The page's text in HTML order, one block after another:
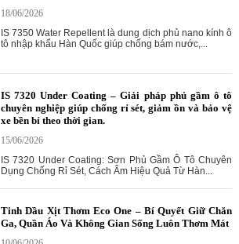
18/06/2026
IS 7350 Water Repellent là dung dịch phủ nano kính ô
tô nhập khẩu Hàn Quốc giúp chống bám nước,...
IS 7320 Under Coating – Giải pháp phủ gầm ô tô
chuyên nghiệp giúp chống rỉ sét, giảm ồn và bảo vệ
xe bền bỉ theo thời gian.
15/06/2026
IS 7320 Under Coating: Sơn Phủ Gầm Ô Tô Chuyên
Dụng Chống Rỉ Sét, Cách Âm Hiệu Quả Từ Hàn...
Tinh Dầu Xịt Thơm Eco One – Bí Quyết Giữ Chăn
Ga, Quần Áo Và Không Gian Sống Luôn Thơm Mát